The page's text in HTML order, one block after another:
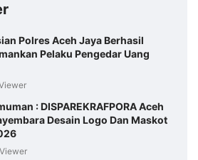
Polres Aceh Jaya Berhasil
Pelaku Pengedar Uang
: DISPAREKRAFPORA Aceh
Desain Logo Dan Maskot